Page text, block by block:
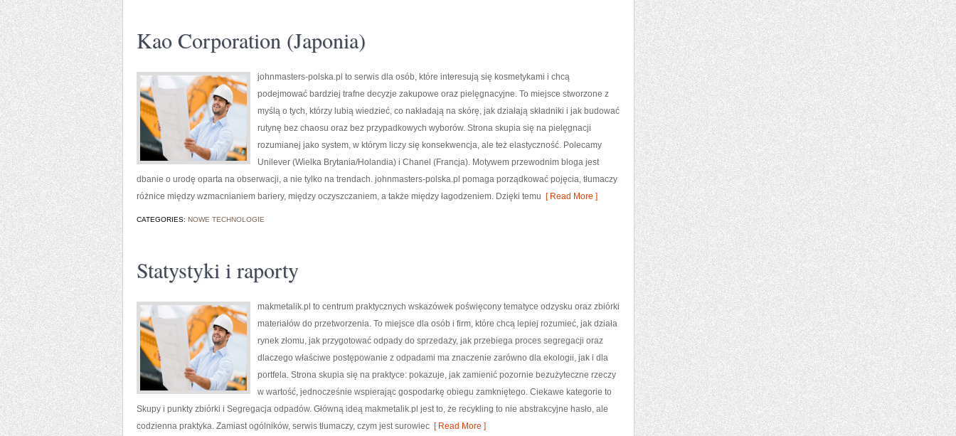
Kao Corporation (Japonia)
johnmasters-polska.pl to serwis dla osób, które interesują się kosmetykami i chcą
podejmować bardziej trafne decyzje zakupowe oraz pielęgnacyjne. To miejsce stworzone z
myślą o tych, którzy lubią wiedzieć, co nakładają na skórę, jak działają składniki i jak budować
rutynę bez chaosu oraz bez przypadkowych wyborów. Strona skupia się na pielęgnacji
rozumianej jako system, w którym liczy się konsekwencja, ale też elastyczność. Polecamy
Unilever (Wielka Brytania/Holandia) i Chanel (Francja). Motywem przewodnim bloga jest
dbanie o urodę oparta na obserwacji, a nie tylko na trendach. johnmasters-polska.pl pomaga porządkować pojęcia, tłumaczy
różnice między wzmacnianiem bariery, między oczyszczaniem, a także między łagodzeniem. Dzięki temu [ Read More ]
CATEGORIES: NOWE TECHNOLOGIE
Statystyki i raporty
makmetalik.pl to centrum praktycznych wskazówek poświęcony tematyce odzysku oraz zbiórki
materiałów do przetworzenia. To miejsce dla osób i firm, które chcą lepiej rozumieć, jak działa
rynek złomu, jak przygotować odpady do sprzedaży, jak przebiega proces segregacji oraz
dlaczego właściwe postępowanie z odpadami ma znaczenie zarówno dla ekologii, jak i dla
portfela. Strona skupia się na praktyce: pokazuje, jak zamienić pozornie bezużyteczne rzeczy
w wartość, jednocześnie wspierając gospodarkę obiegu zamkniętego. Ciekawe kategorie to
Skupy i punkty zbiórki i Segregacja odpadów. Główną ideą makmetalik.pl jest to, że recykling to nie abstrakcyjne hasło, ale
codzienna praktyka. Zamiast ogólników, serwis tłumaczy, czym jest surowiec [ Read More ]